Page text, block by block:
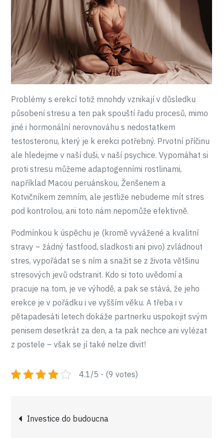
Problémy s erekcí totiž mnohdy vznikají v důsledku
působení stresu a ten pak spouští řadu procesů, mimo
jiné i hormonální nerovnováhu s nedostatkem
testosteronu, který je k erekci potřebný. Prvotní příčinu
ale hledejme v naší duši, v naší psychice. Vypomáhat si
proti stresu můžeme adaptogenními rostlinami,
například Macou peruánskou, Ženšenem a
Kotvičníkem zemním, ale jestliže nebudeme mít stres
pod kontrolou, ani toto nám nepomůže efektivně.
Podmínkou k úspěchu je (kromě vyvážené a kvalitní
stravy – žádný fastfood, sladkosti ani pivo) zvládnout
stres, vypořádat se s ním a snažit se z života většinu
stresových jevů odstranit. Kdo si toto uvědomí a
pracuje na tom, je ve výhodě, a pak se stává, že jeho
erekce je v pořádku i ve vyšším věku. A třeba i v
pětapadesáti letech dokáže partnerku uspokojit svým
penisem desetkrát za den, a ta pak nechce ani vylézat
z postele – však se jí také nelze divit!
4.1/5 - (9 votes)
Navigace
Investice do budoucna